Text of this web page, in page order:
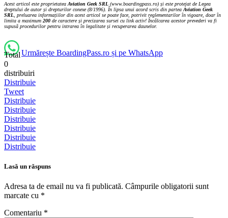
Acest articol este proprietatea Aviation Geek SRL (www.boardingpass.ro) și este protejat de Legea
dreptului de autor și drepturilor conexe (8/1996). În lipsa unui acord scris din partea Aviation Geek
SRL , preluarea informațiilor din acest articol se poate face, potrivit reglementarilor în vigoare, doar în
limita a maximum 200 de caractere și precizarea sursei cu link activ! Încălcarea acestor prevederi va fi
supusă procedurilor pentru intrarea în legalitate și recuperarea daunelor.
Urmărește BoardingPass.ro și pe WhatsApp
Total
0
distribuiri
Distribuie
Tweet
Distribuie
Distribuie
Distribuie
Distribuie
Distribuie
Distribuie
Lasă un răspuns
Adresa ta de email nu va fi publicată. Câmpurile obligatorii sunt
marcate cu *
Comentariu *